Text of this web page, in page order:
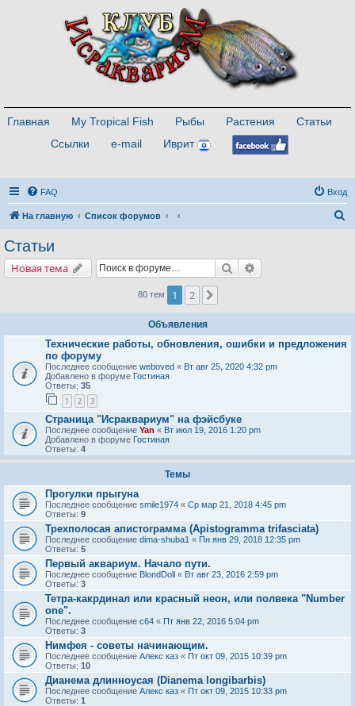
Главная My Tropical Fish Рыбы Растения
Статьи
Ссылки
e-mail Иврит
FAQ Вход
На главную Список форумов
Статьи
Новая тема Поиск
80 тем 1 2
Объявления
Технические работы, обновления, ошибки и предложения
по форуму
Последнее сообщение weboved « Вт авг 25, 2020 4:32 pm
Добавлено в форуме Гостиная
Ответы: 35
1 2 3
Страница "Исраквариум" на фэйсбуке
Последнее сообщение Yan « Вт июл 19, 2016 1:20 pm
Добавлено в форуме Гостиная
Ответы: 4
Темы
Прогулки прыгуна
Последнее сообщение smile1974 « Ср мар 21, 2018 4:45 pm
Ответы: 9
Трехполосая апистограмма (Apistogramma trifasciata)
Последнее сообщение dima-shuba1 « Пн янв 29, 2018 12:35 pm
Ответы: 5
Первый аквариум. Начало пути.
Последнее сообщение BlondDoll « Вт авг 23, 2016 2:59 pm
Ответы: 3
Тетра-какрдинал или красный неон, или полвека "Number
one".
Последнее сообщение c64 « Пт янв 22, 2016 5:04 pm
Ответы: 3
Нимфея - советы начинающим.
Последнее сообщение Алекс каз « Пт окт 09, 2015 10:39 pm
Ответы: 10
Дианема длинноусая (Dianema longibarbis)
Последнее сообщение Алекс каз « Пт окт 09, 2015 10:33 pm
Ответы: 1